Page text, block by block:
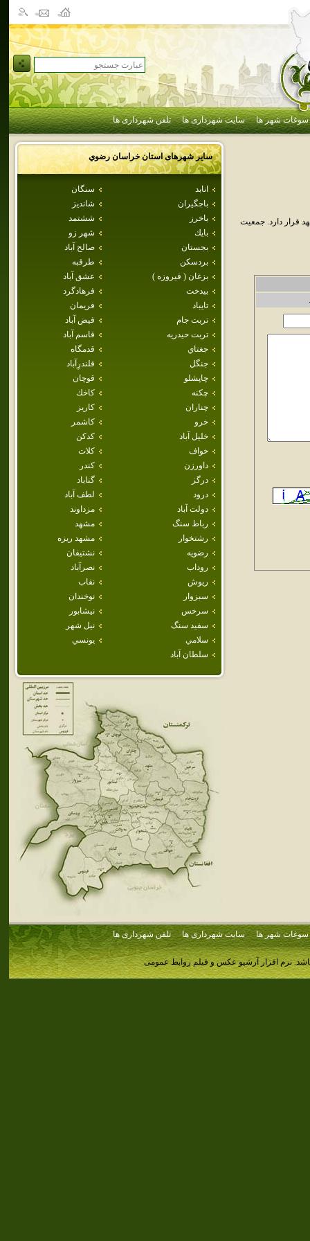
سوغات شهر ها سایت شهرداری ها تلفن شهرداری ها
سایر شهرهای استانخراسان رضوي
انابد
سنگان
باجگيران
شانديز
باخرز
ششتمد
بايك
شهر زو
بجستان
صالح آباد
بردسكن
طرقبه
بزغان ( فيروزه )
عشق آباد
بيدخت
فرهادگرد
تايباد
فريمان
تربت جام
فيض آباد
تربت حيدريه
قاسم آباد
جغتاي
قدمگاه
جنگل
قلندرِآباد
چاپشلو
قوچان
چکنه
كاخك
چناران
كاريز
خرو
كاشمر
خليل آباد
كدكن
خواف
كلات
داورزن
كندر
درگز
گناباد
درود
لطف آباد
دولت آباد
مزداوند
رباط سنگ
مشهد
رشتخوار
مشهد ريزه
رضويه
نشتيفان
روداب
نصرآباد
ريوش
نقاب
سبزوار
نوخندان
سرخس
نيشابور
سفيد سنگ
نيل شهر
سلامي
يونسي
سلطان آباد
قرار دارد. جمعيت
سوغات شهر ها سایت شهرداری ها تلفن شهرداری ها
نرم افزار آرشیو عکس و فیلم روابط عمومی